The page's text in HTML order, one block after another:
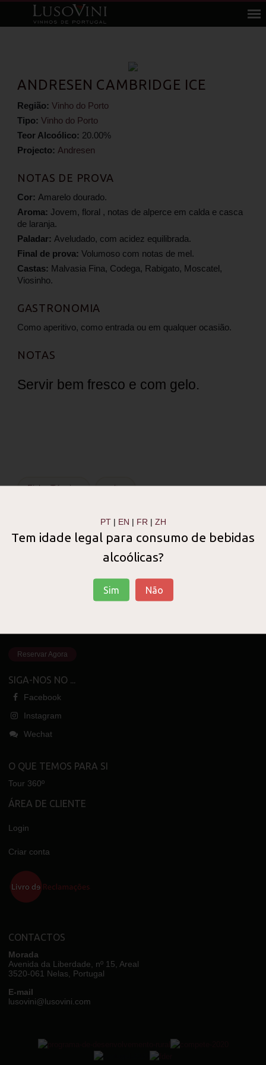
ANDRESEN CAMBRIDGE ICE
Região: Vinho do Porto
Tipo: Vinho do Porto
Teor Alcoólico: 20.00%
Projecto: Andresen
NOTAS DE PROVA
Cor: Amarelo dourado.
Aroma: Jovem, floral , notas de alperce em calda e casca
de laranja.
Paladar: Aveludado, com acidez equilibrada.
Final de prova: Volumoso com notas de mel.
Castas: Malvasia Fina, Codega, Rabigato, Moscatel,
Viosinho.
GASTRONOMIA
Como aperitivo, como entrada ou em qualquer ocasião.
NOTAS
Servir bem fresco e com gelo.
Ficha Técnica voltar
Reservar Agora
SIGA-NOS NO ...
Facebook
Instagram
Wechat
O QUE TEMOS PARA SI
Tour 360º
ÁREA DE CLIENTE
Login
Criar conta
CONTACTOS
Morada
Avenida da Liberdade, nº 15, Areal
3520-061 Nelas, Portugal
E-mail
lusovini@lusovini.com
PT| EN | FR | ZH
Tem idade legal para consumo de bebidas
alcoólicas?
Sim Não